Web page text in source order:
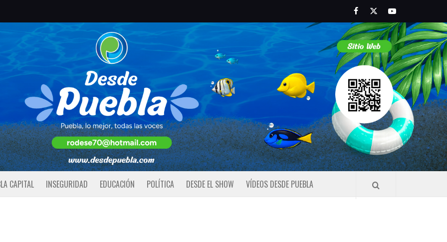
FacebookTwitterYoutube
CAPITAL INSEGURIDAD EDUCACIÓN POLÍTICA DESDE EL SHOW VÍDEOS DESDE PUEBLA